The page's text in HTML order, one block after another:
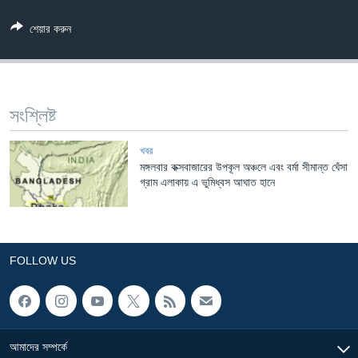
Learning English
অন্য ভাষায় ওয়েব সাইট
শেয়ার করুন
সংশ্লিষ্ট
খবর
মঙ্গলবার কক্সবাজারের উপকূল অঞ্চলে এবং বর্মা সীমান্ত ঘেঁসা
গ্রাম এলাকায় এ ভুমিধ্বস আঘাত হানে
FOLLOW US
আমাদের সম্পর্কে